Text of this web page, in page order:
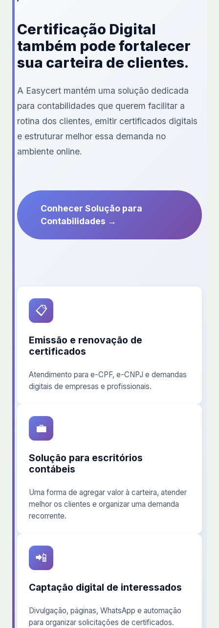
Certificação Digital
também pode fortalecer
sua carteira de clientes.
A Easycert mantém uma solução dedicada
para contabilidades que querem facilitar a
rotina dos clientes, emitir certificados digitais
e estruturar melhor essa demanda no
ambiente online.
Conhecer Solução para
Contabilidades →
📋
Emissão e renovação de
certificados
Atendimento para e-CPF, e-CNPJ e demandas
digitais de empresas e profissionais.
💼
Solução para escritórios
contábeis
Uma forma de agregar valor à carteira, atender
melhor os clientes e organizar uma demanda
recorrente.
📲
Captação digital de interessados
Divulgação, páginas, WhatsApp e automação
para organizar solicitações de certificados.